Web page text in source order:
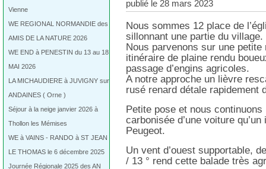
Vienne
WE REGIONAL NORMANDIE des
AMIS DE LA NATURE 2026
WE END à PENESTIN du 13 au 18
MAI 2026
LA MICHAUDIERE à JUVIGNY sur
ANDAINES ( Orne )
Séjour à la neige janvier 2026 à
Thollon les Mémises
WE à VAINS - RANDO à ST JEAN
LE THOMAS le 6 décembre 2025
Journée Régionale 2025 des AN
publié le 28 mars 2023
Nous sommes 12 place de
sillonnant une partie du village.
Nous parvenons sur une
itinéraire de plaine rendu
passage d’engins agricoles.
A notre approche un lièvre
rusé renard détale rapidement
Petite pose et nous
carbonisée d’une voiture
Peugeot.
Un vent d’ouest supportable,
/ 13 ° rend cette balade très